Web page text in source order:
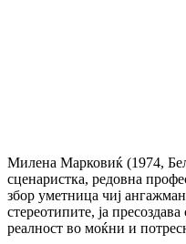
Милена Марковиќ (1974,
сценаристка, редовна
збор уметница чиј
стереотипите, ја
реалност во моќни и